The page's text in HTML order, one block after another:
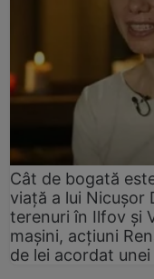
Cât de bogată
viață a lui Nicușor
terenuri în Ilfov și
mașini, acțiuni
de lei acordat